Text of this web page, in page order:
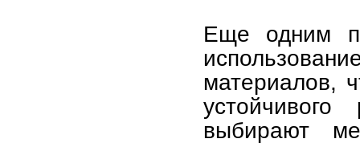
Еще одним
материалов,
выбирают